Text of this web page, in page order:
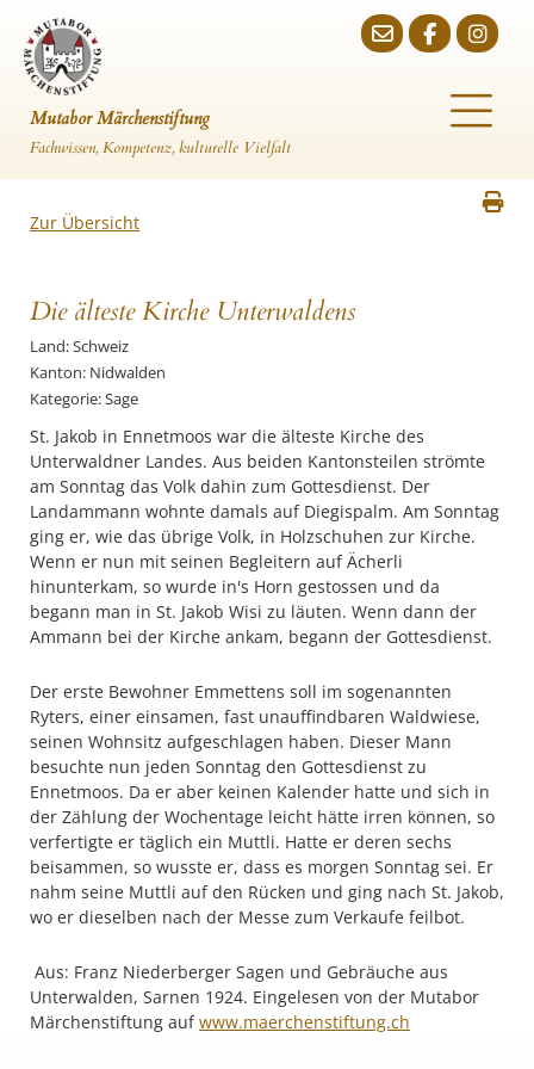
Mutabor Märchenstiftung
Fachwissen, Kompetenz, kulturelle Vielfalt
Zur Übersicht
Die älteste Kirche Unterwaldens
Land: Schweiz
Kanton: Nidwalden
Kategorie: Sage
Unterwaldner Landes. Aus beiden Kantonsteilen strömte
am Sonntag das Volk dahin zum Gottesdienst. Der
Landammann wohnte damals auf Diegispalm. Am Sonntag
ging er, wie das übrige Volk, in Holzschuhen zur Kirche.
Wenn er nun mit seinen Begleitern auf Ächerli
hinunterkam, so wurde in's Horn gestossen und da
begann man in St. Jakob Wisi zu läuten. Wenn dann der
Ammann bei der Kirche ankam, begann der Gottesdienst.
Ryters, einer einsamen, fast unauffindbaren Waldwiese,
seinen Wohnsitz aufgeschlagen haben. Dieser Mann
besuchte nun jeden Sonntag den Gottesdienst zu
Ennetmoos. Da er aber keinen Kalender hatte und sich in
der Zählung der Wochentage leicht hätte irren können, so
verfertigte er täglich ein Muttli. Hatte er deren sechs
beisammen, so wusste er, dass es morgen Sonntag sei. Er
nahm seine Muttli auf den Rücken und ging nach St. Jakob,
wo er dieselben nach der Messe zum Verkaufe feilbot.
Unterwalden, Sarnen 1924. Eingelesen von der Mutabor
Märchenstiftung aufwww.maerchenstiftung.ch